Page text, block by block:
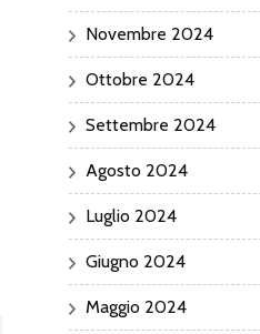
Novembre 2024
Ottobre 2024
Settembre 2024
Agosto 2024
Luglio 2024
Giugno 2024
Maggio 2024